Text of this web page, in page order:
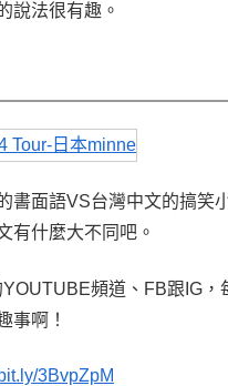
說法很有趣。
書面語VS台灣中文的搞笑
有什麼大不同吧。
頻道、FB跟IG，
事啊！
3BvpZpM